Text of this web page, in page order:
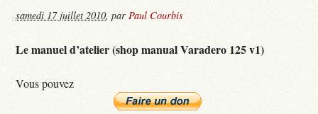
samedi 17 juillet 2010,parPaul Courbis
Le manuel d’atelier (shop manual Varadero 125 v1)
Vous pouvez